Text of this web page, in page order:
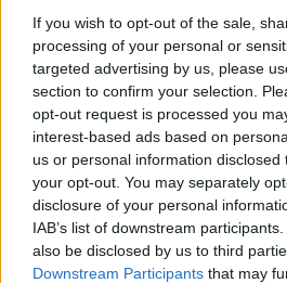
If you wish to opt-out of the sale,
processing of your personal or
targeted advertising by us, please
section to confirm your selection.
opt-out request is processed you
interest-based ads based on
us or personal information
your opt-out. You may separately
disclosure of your personal
IAB’s list of downstream
also be disclosed by us to third
Downstream Participants that may
Hospodářským zvířatům
i kamenné stáje
4.8.2026 12:52 ( ČTK
vypouštějí krávy, ovce či koně na
vedrech je nechávají uvnitř
neroste na loukách tráva a zemědělci
zásobami sena na zimu. Vysychají
její dopravu i na elektřinu na